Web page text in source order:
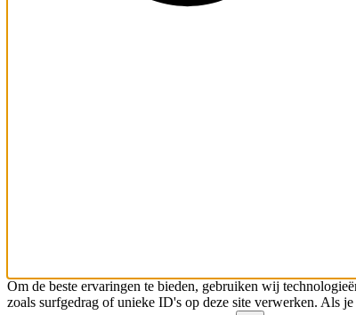
Om de beste ervaringen te bieden, gebruiken wij
zoals surfgedrag of unieke ID's op deze site verwerken. Als